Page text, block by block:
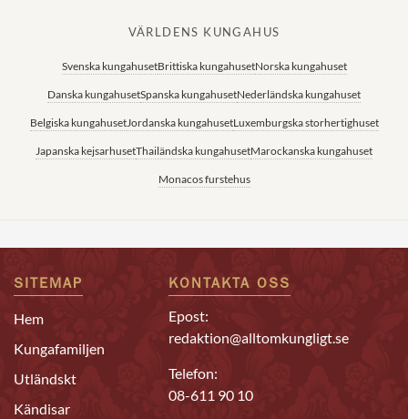
VÄRLDENS KUNGAHUS
Svenska kungahusetBrittiska kungahusetNorska kungahuset
Danska kungahusetSpanska kungahusetNederländska kungahuset
Belgiska kungahusetJordanska kungahusetLuxemburgska storhertighuset
Japanska kejsarhusetThailändska kungahusetMarockanska kungahuset
Monacos furstehus
SITEMAP
Hem
Kungafamiljen
Utländskt
Kändisar
KONTAKTA OSS
Epost:
redaktion@alltomkungligt.se
Telefon:
08-611 90 10